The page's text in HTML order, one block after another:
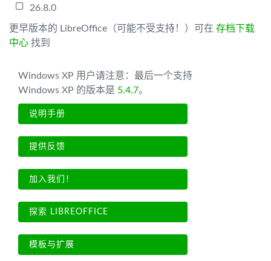
26.8.0
更早版本的 LibreOffice（可能不受支持！）可在 存档下载
中心 找到
Windows XP 用户请注意：最后一个支持
Windows XP 的版本是 5.4.7。
说明手册
提供反馈
加入我们！
探索 LIBREOFFICE
模板与扩展